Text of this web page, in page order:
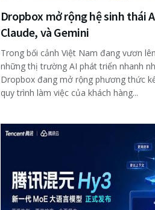
Dropbox mở rộng hệ sinh thái
Claude, và Gemini
Trong bối cảnh Việt Nam đang vươn
những thị trường AI phát triển nhanh
Dropbox đang mở rộng phương thức
quy trình làm việc của khách hàng...